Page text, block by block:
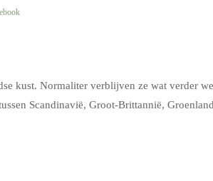
kust. Normaliter verblijven ze wat verder
Scandinavië, Groot-Brittannië,